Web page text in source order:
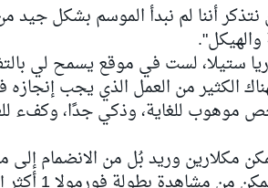
أننا لم نبدأ الموسم بشكل جيد
ستيلا، لست في موقع يسمح لي
الكثير من العمل الذي يجب
للغاية، وذكي جدًا، وكفء
مكلارين وريد بُل من الانضمام